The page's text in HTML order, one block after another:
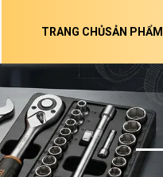
TRANG CHỦSẢN PHẨM